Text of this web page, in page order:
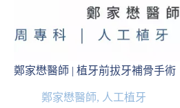
鄭家懋醫師 | 植牙前拔牙補骨手術
鄭家懋醫師, 人工植牙